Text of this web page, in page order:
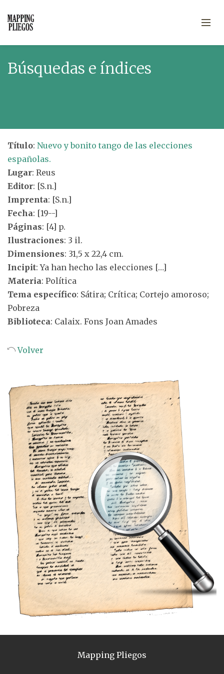
Búsquedas e índices
Título: Nuevo y bonito tango de las elecciones
españolas.
Lugar: Reus
Editor: [S.n.]
Imprenta: [S.n.]
Fecha: [19--]
Páginas: [4] p.
Ilustraciones: 3 il.
Dimensiones: 31,5 x 22,4 cm.
Incipit: Ya han hecho las elecciones […]
Materia: Política
Tema específico: Sátira; Crítica; Cortejo amoroso;
Pobreza
Biblioteca: Calaix. Fons Joan Amades
Volver
Mapping Pliegos